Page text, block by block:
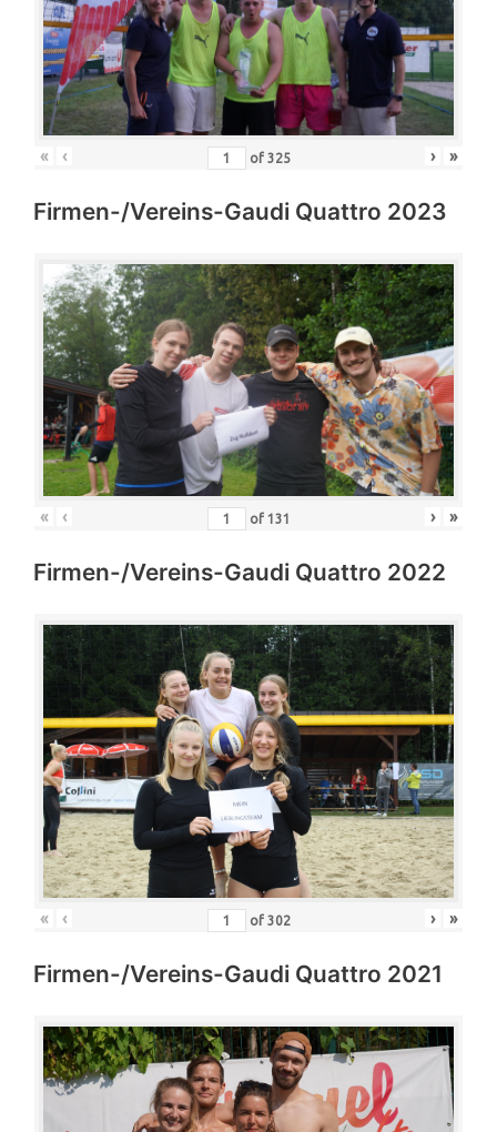
« ‹ of 325 › »
Firmen-/Vereins-Gaudi Quattro 2023
« ‹ of 131 › »
Firmen-/Vereins-Gaudi Quattro 2022
« ‹ of 302 › »
Firmen-/Vereins-Gaudi Quattro 2021